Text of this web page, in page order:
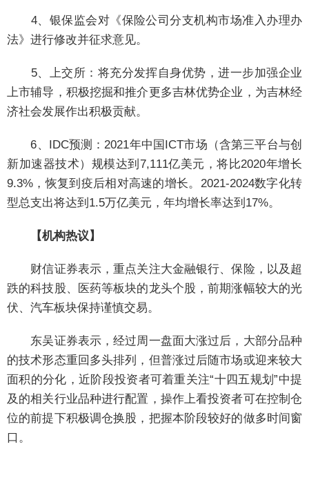
4、银保监会对《保险公司分支机构市场准入办理办
法》进行修改并征求意见。
5、上交所：将充分发挥自身优势，进一步加强企业
上市辅导，积极挖掘和推介更多吉林优势企业，为吉林经
济社会发展作出积极贡献。
6、IDC预测：2021年中国ICT市场（含第三平台与创
新加速器技术）规模达到7,111亿美元，将比2020年增长
9.3%，恢复到疫后相对高速的增长。2021-2024数字化转
型总支出将达到1.5万亿美元，年均增长率达到17%。
【机构热议】
财信证券表示，重点关注大金融银行、保险，以及超
跌的科技股、医药等板块的龙头个股，前期涨幅较大的光
伏、汽车板块保持谨慎交易。
东吴证券表示，经过周一盘面大涨过后，大部分品种
的技术形态重回多头排列，但普涨过后随市场或迎来较大
面积的分化，近阶段投资者可着重关注“十四五规划”中提
及的相关行业品种进行配置，操作上看投资者可在控制仓
位的前提下积极调仓换股，把握本阶段较好的做多时间窗
口。